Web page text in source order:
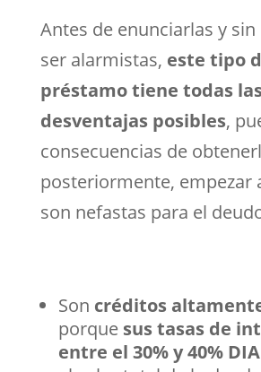
Antes de enunciarlas y
ser alarmistas, este tipo
préstamo tiene todas
desventajas posibles,
consecuencias de
posteriormente, empezar
son nefastas para el
Son créditos
porque sus tasas de
entre el 30% y 40%